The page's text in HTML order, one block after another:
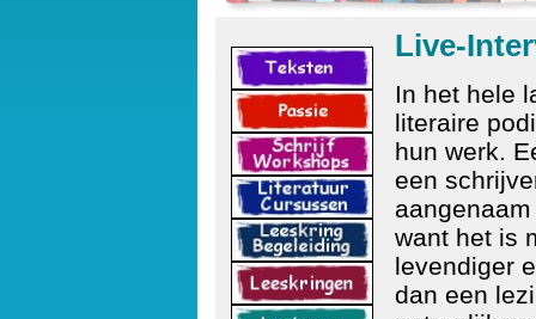
Live-
In het hele
literaire
hun werk.
een
want het is
levendiger
dan een